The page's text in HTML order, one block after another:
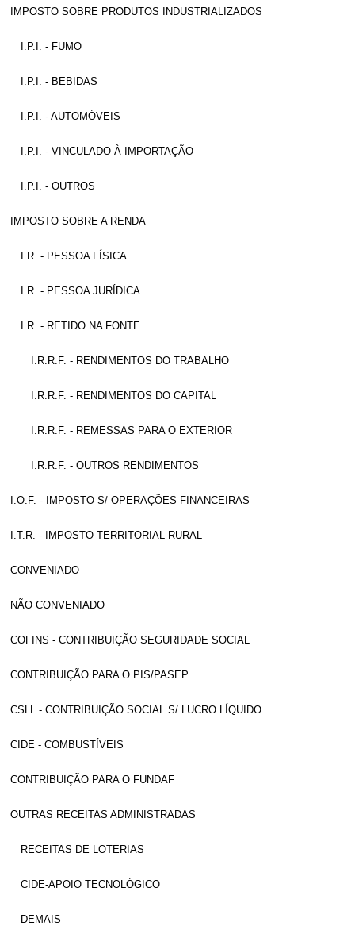
IMPOSTO SOBRE PRODUTOS INDUSTRIALIZADOS
I.P.I. - FUMO
I.P.I. - BEBIDAS
I.P.I. - AUTOMÓVEIS
I.P.I. - VINCULADO À IMPORTAÇÃO
I.P.I. - OUTROS
IMPOSTO SOBRE A RENDA
I.R. - PESSOA FÍSICA
I.R. - PESSOA JURÍDICA
I.R. - RETIDO NA FONTE
I.R.R.F. - RENDIMENTOS DO TRABALHO
I.R.R.F. - RENDIMENTOS DO CAPITAL
I.R.R.F. - REMESSAS PARA O EXTERIOR
I.R.R.F. - OUTROS RENDIMENTOS
I.O.F. - IMPOSTO S/ OPERAÇÕES FINANCEIRAS
I.T.R. - IMPOSTO TERRITORIAL RURAL
CONVENIADO
NÃO CONVENIADO
COFINS - CONTRIBUIÇÃO SEGURIDADE SOCIAL
CONTRIBUIÇÃO PARA O PIS/PASEP
CSLL - CONTRIBUIÇÃO SOCIAL S/ LUCRO LÍQUIDO
CIDE - COMBUSTÍVEIS
CONTRIBUIÇÃO PARA O FUNDAF
OUTRAS RECEITAS ADMINISTRADAS
RECEITAS DE LOTERIAS
CIDE-APOIO TECNOLÓGICO
DEMAIS